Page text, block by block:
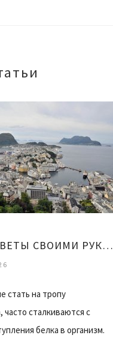
ДАЧНЫЕ СОВЕТЫ СВОИМИ РУКАМИ
на тропу
часто сталкиваются с
белка в организм.